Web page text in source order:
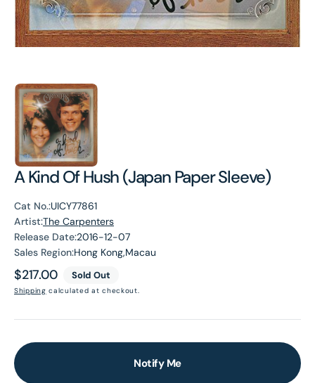
A Kind Of Hush (Japan Paper Sleeve)
Cat No.:UICY77861
Artist:The Carpenters
Release Date:2016-12-07
Sales Region:Hong Kong,Macau
Regular
price
$217.00 Sold Out
Shipping calculated at checkout.
Notify Me